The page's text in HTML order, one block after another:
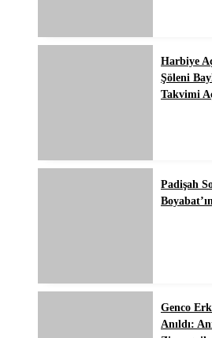
Harbiye
Şöleni
Takvimi
Padişah
Genco
Anıldı: